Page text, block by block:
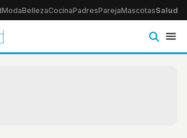
ModaBellezaCocinaPadresParejaMascotasSalud